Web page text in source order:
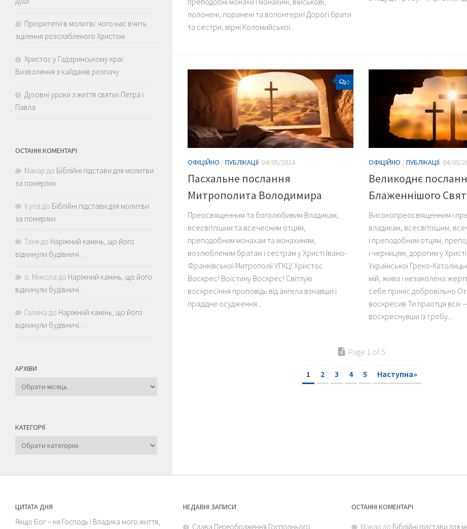
полонені, поранені та волонтери! Дорогі брати
та сестри, вірні Коломийської...
0
ОФІЦІЙНО /ПУБЛІКАЦІЇ 04/05/2024
Пасхальне послання
Митрополита Володимира
Преосвященним та боголюбивим Владикам,
всесвітлішим та всечесним отцям,
преподобним монахам та монахиням,
возлюбленим братам і сестрам у Христі Івано-
Франківської Митрополії УГКЦ! Христос
Воскрес! Воістину Воскрес! Світлую
воскресіння проповідь від ангела взнавши і
прадідне осудження...
ОФІЦІЙНО /ПУБЛІКАЦІЇ 04/05/
Великоднє
Блаженнішого
Високопреосвященним і
владикам, всесвітлішим,
і преподобним отцям,
і черницям, дорогим у
Української Греко-
мій, жива і незаколена
себе приніс добровільно
воскресив Ти праотця всіх
воскреснувши із гробу....
Page 1 of 5
1 2 3 4 5 Наступна»
Пріоритети в молитві: чого нас вчить
зцілення розслабленого Христом
Христос у Гадаринському краї:
Визволення з кайданів розпачу
Духовні уроки з життя святих Петра і
Павла
ОСТАННІ КОМЕНТАРІ
Макар до Біблійні підстави для молитви
за померлих
Iryna до Біблійні підстави для молитви
за померлих
Таня до Наріжний камінь, що його
відкинули будівничі…
о. Микола до Наріжний камінь, що його
відкинули будівничі…
Галина до Наріжний камінь, що його
відкинули будівничі…
АРХІВИ
Архіви
КАТЕГОРІЇ
Категорії
ЦИТАТА ДНЯ
Якщо Бог – не Господь і Владика мого життя,
НЕДАВНІ ЗАПИСИ
Слава Переображення Господнього
ОСТАННІ КОМЕНТАРІ
Макар до Біблійні підстави для